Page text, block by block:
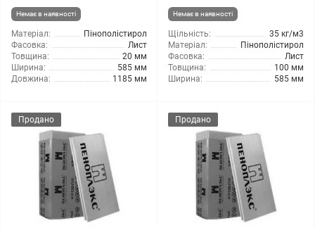
Немає в наявності
Матеріал:
Пінополістирол
Фасовка:
Лист
Товщина:
20 мм
Ширина:
585 мм
Довжина:
1185 мм
Немає в наявності
Щільність:
35 кг/м3
Матеріал:
Пінополістирол
Фасовка:
Лист
Товщина:
100 мм
Ширина:
585 мм
Продано Продано